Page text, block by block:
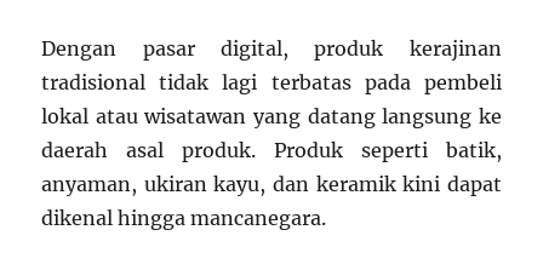
Dengan pasar digital, produk kerajinan
tradisional tidak lagi terbatas pada pembeli
lokal atau wisatawan yang datang langsung ke
daerah asal produk. Produk seperti batik,
anyaman, ukiran kayu, dan keramik kini dapat
dikenal hingga mancanegara.